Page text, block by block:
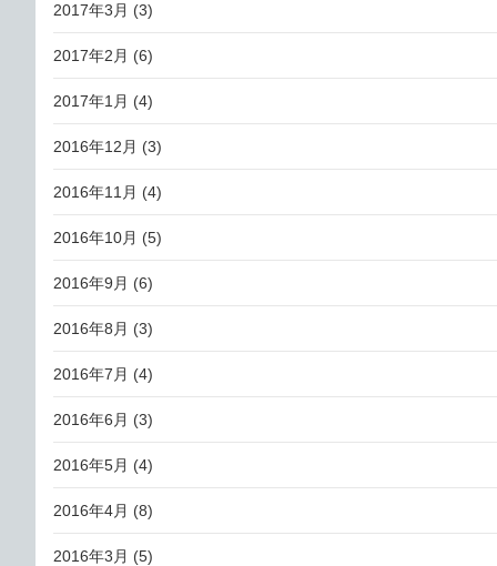
2017年3月 (3)
2017年2月 (6)
2017年1月 (4)
2016年12月 (3)
2016年11月 (4)
2016年10月 (5)
2016年9月 (6)
2016年8月 (3)
2016年7月 (4)
2016年6月 (3)
2016年5月 (4)
2016年4月 (8)
2016年3月 (5)